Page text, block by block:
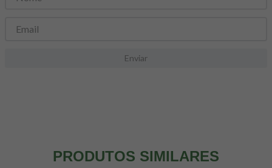
Enviar
PRODUTOS SIMILARES
8º snack proteico mundo verde
9 psyllium